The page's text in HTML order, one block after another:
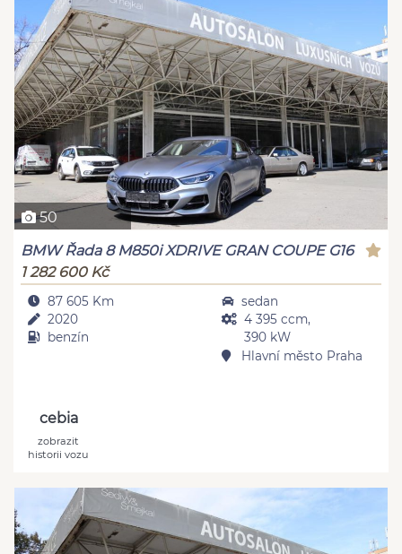
50
BMW Řada 8 M850i XDRIVE GRAN COUPE G16
1 282 600 Kč
87 605 Km
2020
benzín
sedan
4 395 ccm,
390 kW
Hlavní město Praha
cebia
zobrazit
historii vozu